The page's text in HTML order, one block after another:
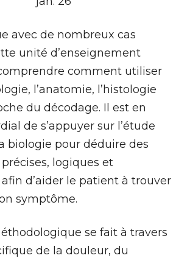
avec de nombreux cas
unité d’enseignement
comment utiliser
l’anatomie, l’histologie
du décodage. Il est en
de s’appuyer sur l’étude
biologie pour déduire des
logiques et
d’aider le patient à trouver
symptôme.
se fait à travers
de la douleur, du